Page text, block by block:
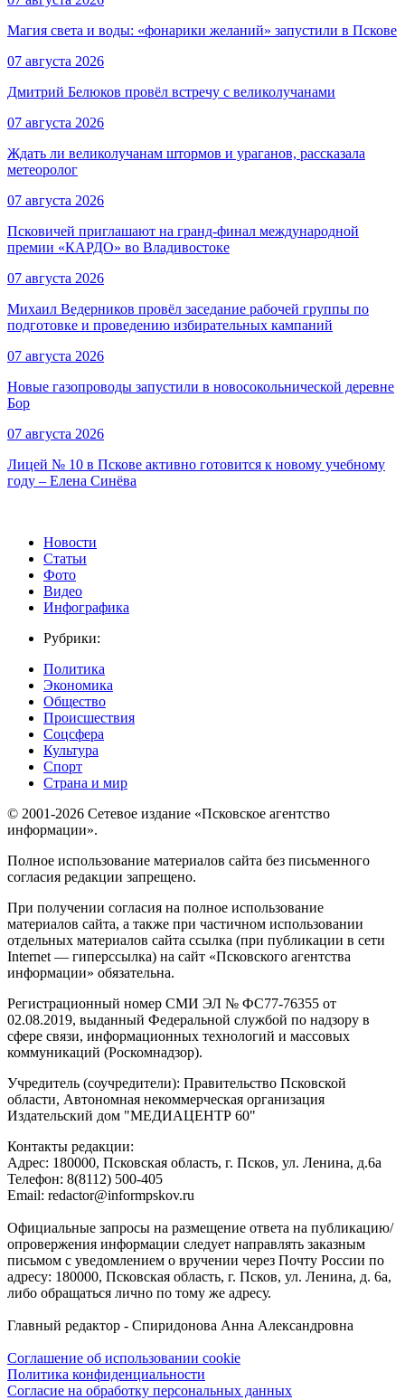
Магия света и воды: «фонарики желаний» запустили в Пскове
07 августа 2026
Дмитрий Белюков провёл встречу с великолучанами
07 августа 2026
Ждать ли великолучанам штормов и ураганов, рассказала
метеоролог
07 августа 2026
Псковичей приглашают на гранд‑финал международной
премии «КАРДО» во Владивостоке
07 августа 2026
Михаил Ведерников провёл заседание рабочей группы по
подготовке и проведению избирательных кампаний
07 августа 2026
Новые газопроводы запустили в новосокольнической деревне
Бор
07 августа 2026
Лицей № 10 в Пскове активно готовится к новому учебному
году – Елена Синёва
Новости
Статьи
Фото
Видео
Инфографика
Рубрики:
Политика
Экономика
Общество
Происшествия
Соцсфера
Культура
Спорт
Страна и мир
© 2001-2026 Сетевое издание «Псковское агентство
информации».
Полное использование материалов сайта без письменного
согласия редакции запрещено.
При получении согласия на полное использование
материалов сайта, а также при частичном использовании
отдельных материалов сайта ссылка (при публикации в сети
Internet — гиперссылка) на сайт «Псковского агентства
информации» обязательна.
Регистрационный номер СМИ ЭЛ № ФС77-76355 от
02.08.2019, выданный Федеральной службой по надзору в
сфере связи, информационных технологий и массовых
коммуникаций (Роскомнадзор).
Учредитель (соучредители): Правительство Псковской
области, Автономная некоммерческая организация
Издательский дом "МЕДИАЦЕНТР 60"
Контакты редакции:
Адреc: 180000, Псковская область, г. Псков, ул. Ленина, д.6а
Телефон: 8(8112) 500-405
Email: redactor@informpskov.ru
Официальные запросы на размещение ответа на публикацию/
опровержения информации следует направлять заказным
письмом с уведомлением о вручении через Почту России по
адресу: 180000, Псковская область, г. Псков, ул. Ленина, д. 6а,
либо обращаться лично по тому же адресу.
Главный редактор - Спиридонова Анна Александровна
Соглашение об использовании cookie
Политика конфиденциальности
Согласие на обработку персональных данных